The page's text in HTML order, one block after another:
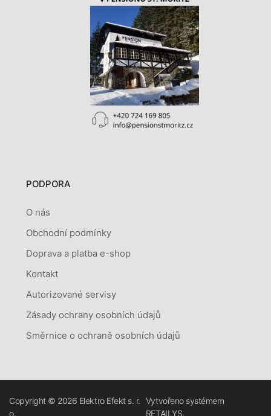
PODPORA
O nás
Obchodní podmínky
Doprava a platba e-shop
Kontakt
Autorizované servisy
Zásady ochrany osobních údajů
Směrnice o ochraně osobních údajů
Copyright © 2026 Elektro Efekt s. r.
o.
Vytvořeno systémem
RETAILYS.